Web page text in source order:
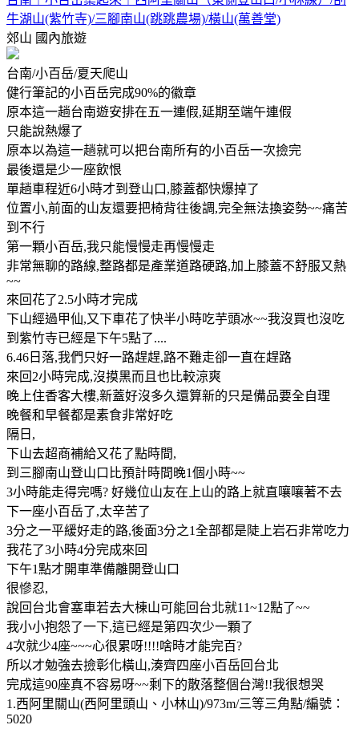
牛湖山(紫竹寺)/三腳南山(跳跳農場)/橫山(萬善堂)
郊山 國內旅遊
台南/小百岳/夏天爬山
健行筆記的小百岳完成90%的徽章
原本這一趟台南遊安排在五一連假,延期至端午連假
只能說熱爆了
原本以為這一趟就可以把台南所有的小百岳一次撿完
最後還是少一座飲恨
單趟車程近6小時才到登山口,膝蓋都快爆掉了
位置小,前面的山友還要把椅背往後調,完全無法換姿勢~~痛苦
到不行
第一顆小百岳,我只能慢慢走再慢慢走
非常無聊的路線,整路都是產業道路硬路,加上膝蓋不舒服又熱
~~
來回花了2.5小時才完成
下山經過甲仙,又下車花了快半小時吃芋頭冰~~我沒買也沒吃
到紫竹寺已經是下午5點了....
6.46日落,我們只好一路趕趕,路不難走卻一直在趕路
來回2小時完成,沒摸黑而且也比較涼爽
晚上住香客大樓,新蓋好沒多久還算新的只是備品要全自理
晚餐和早餐都是素食非常好吃
隔日,
下山去超商補給又花了點時間,
到三腳南山登山口比預計時間晚1個小時~~
3小時能走得完嗎? 好幾位山友在上山的路上就直嚷嚷著不去
下一座小百岳了,太辛苦了
3分之一平緩好走的路,後面3分之1全部都是陡上岩石非常吃力
我花了3小時4分完成來回
下午1點才開車準備離開登山口
很慘忍,
說回台北會塞車若去大棟山可能回台北就11~12點了~~
我小小抱怨了一下,這已經是第四次少一顆了
4次就少4座~~~心很累呀!!!!啥時才能完百?
所以才勉強去撿彰化橫山,湊齊四座小百岳回台北
完成這90座真不容易呀~~剩下的散落整個台灣!!我很想哭
1.西阿里關山(西阿里頭山、小林山)/973m/三等三角點/編號：
5020